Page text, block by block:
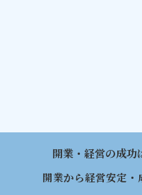
開業・経営の成功
開業から経営安定・